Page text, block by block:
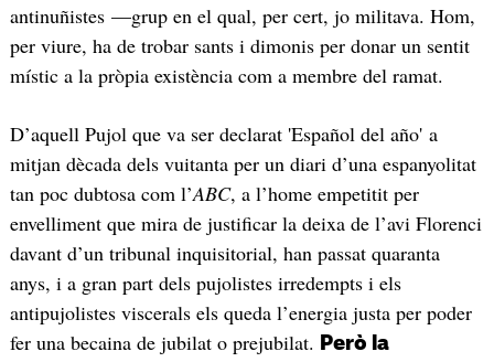
antinuñistes —grup en el qual, per cert, jo militava. Hom,
per viure, ha de trobar sants i dimonis per donar un sentit
místic a la pròpia existència com a membre del ramat.
D’aquell Pujol que va ser declarat 'Español del año' a
mitjan dècada dels vuitanta per un diari d’una espanyolitat
tan poc dubtosa com l’ABC, a l’home empetitit per
envelliment que mira de justificar la deixa de l’avi Florenci
davant d’un tribunal inquisitorial, han passat quaranta
anys, i a gran part dels pujolistes irredempts i els
antipujolistes viscerals els queda l’energia justa per poder
fer una becaina de jubilat o prejubilat.
Però la